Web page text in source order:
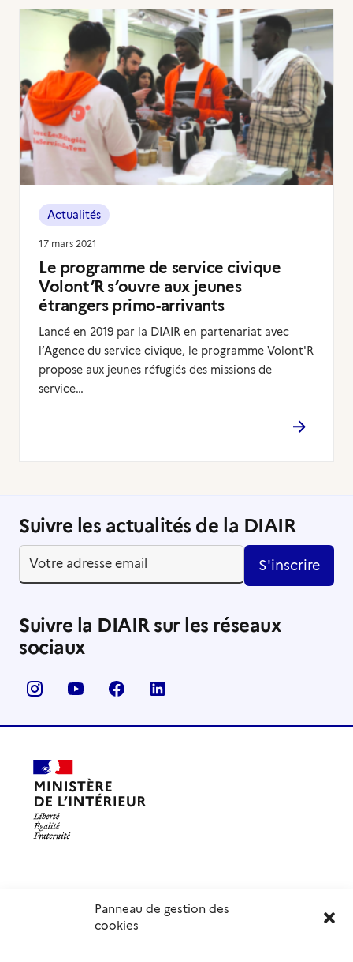
Panneau de gestion des
cookies
Actualités
17 mars 2021
Le programme de service civique
Volont’R s’ouvre aux jeunes
étrangers primo-arrivants
Lancé en 2019 par la DIAIR en partenariat avec
l’Agence du service civique, le programme Volont'R
propose aux jeunes réfugiés des missions de
service…
Suivre les actualités de la DIAIR
S'inscrire
Suivre la DIAIR sur les réseaux
sociaux
Délégation interministérielle à l’accueil et à l’intégration